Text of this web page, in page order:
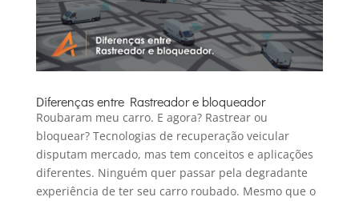
Diferenças entre Rastreador e bloqueador
Roubaram meu carro. E agora? Rastrear ou
bloquear? Tecnologias de recuperação veicular
disputam mercado, mas tem conceitos e aplicações
diferentes. Ninguém quer passar pela degradante
experiência de ter seu carro roubado. Mesmo que o